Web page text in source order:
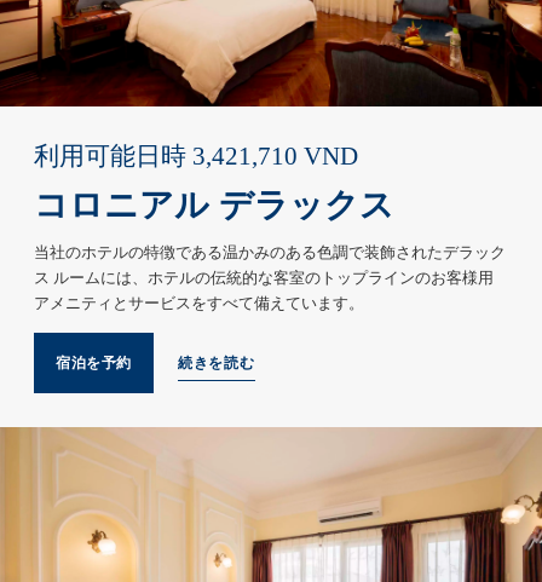
利用可能日時 3,421,710 VND
コロニアル デラックス
当社のホテルの特徴である温かみのある色調で装飾されたデラック
ス ルームには、ホテルの伝統的な客室のトップラインのお客様用
アメニティとサービスをすべて備えています。
宿泊を予約 続きを読む